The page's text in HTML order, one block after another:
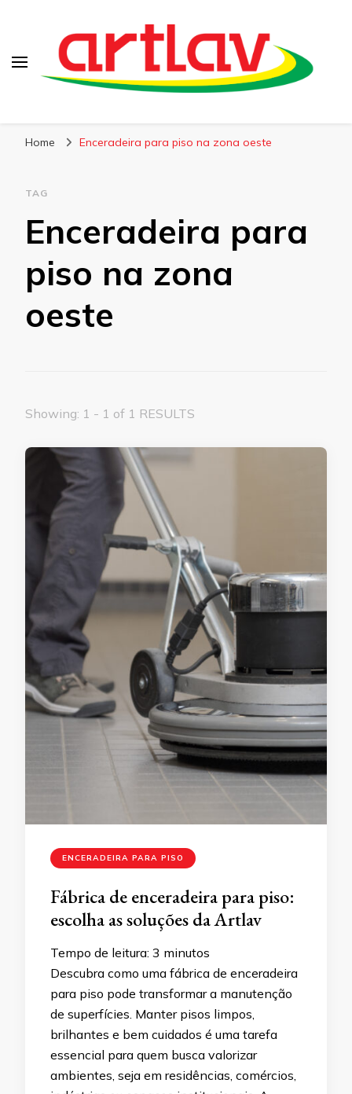
Home Enceradeira para piso na zona oeste
TAG
Enceradeira para
piso na zona
oeste
Showing: 1 - 1 of 1 RESULTS
ENCERADEIRA PARA PISO
Fábrica de enceradeira para piso:
escolha as soluções da Artlav
Tempo de leitura: 3 minutos
Descubra como uma fábrica de enceradeira
para piso pode transformar a manutenção
de superfícies. Manter pisos limpos,
brilhantes e bem cuidados é uma tarefa
essencial para quem busca valorizar
ambientes, seja em residências, comércios,